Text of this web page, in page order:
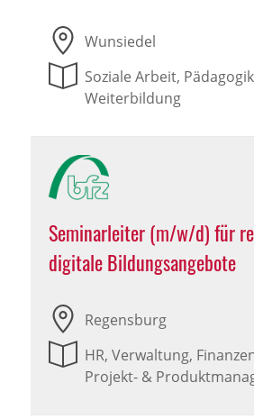
Wunsiedel
Soziale Arbeit,
Weiterbildung
Seminarleiter (m/w/d) für
digitale Bildungsangebote
Regensburg
HR, Verwaltung,
Projekt- &